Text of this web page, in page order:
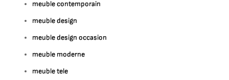
meuble contemporain
meuble design
meuble design occasion
meuble moderne
meuble tele